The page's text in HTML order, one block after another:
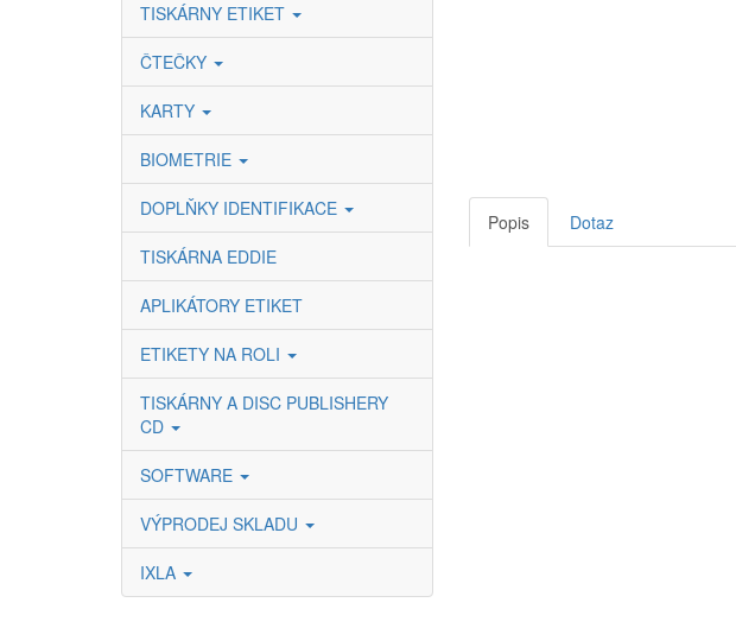
TISKÁRNY ETIKET
ČTEČKY
KARTY
BIOMETRIE
DOPLŇKY IDENTIFIKACE
TISKÁRNA EDDIE
APLIKÁTORY ETIKET
ETIKETY NA ROLI
TISKÁRNY A DISC PUBLISHERY
CD
SOFTWARE
VÝPRODEJ SKLADU
IXLA
Popis Dotaz